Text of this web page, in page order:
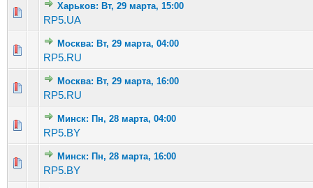
Харьков: Вт, 29 марта, 15:00
RP5.UA
Голосов: 7 - Средняя оценка: 2.71 из 5
1 234 5
Москва: Вт, 29 марта, 04:00
RP5.RU
Голосов: 3 - Средняя оценка: 2 из 5
123 45
Москва: Вт, 29 марта, 16:00
RP5.RU
Голосов: 1 - Средняя оценка: 1 из 5
123 45
Минск: Пн, 28 марта, 04:00
RP5.BY
Голосов: 3 - Средняя оценка: 2 из 5
12 345
Минск: Пн, 28 марта, 16:00
RP5.BY
Голосов: 2 - Средняя оценка: 3 из 5
12 345